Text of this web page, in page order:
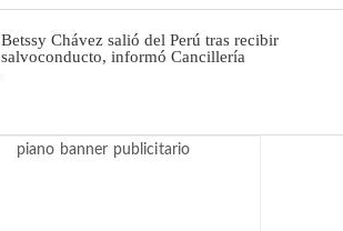
Betssy Chávez salió del Perú tras recibir
salvoconducto, informó Cancillería